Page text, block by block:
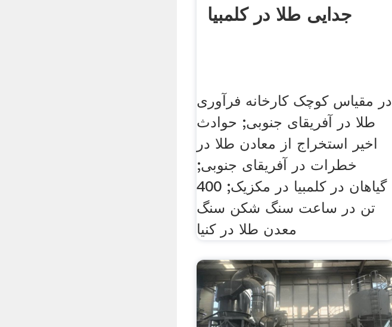
جدایی طلا در کلمبیا
در مقیاس کوچک کارخانه فرآوری
طلا در آفریقای جنوبی; حوادث
اخیر استخراج از معادن طلا در
خطرات در آفریقای جنوبی;
گیاهان در کلمبیا در مکزیک; 400
تن در ساعت سنگ شکن سنگ
معدن طلا در کنیا